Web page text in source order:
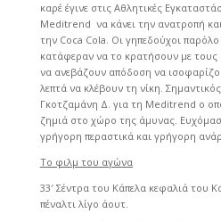
καρέ έγινε στις Αθλητικές
Meditrend να κάνει την ανατροπή
την Coca Cola. Οι γηπεδούχοι
κατάφεραν να το κρατήσουν με τους
να ανεβάζουν απόδοση να
λεπτά να κλέβουν τη νίκη.
Γκοτζαμάνη Δ. για τη Meditrend ο
ζημιά στο χώρο της άμυνας.
γρήγορη περαστικά και γρήγορη
Το φιλμ του αγώνα
33′ Σέντρα του Κάπελα κεφαλιά του
πέναλτι λίγο άουτ.